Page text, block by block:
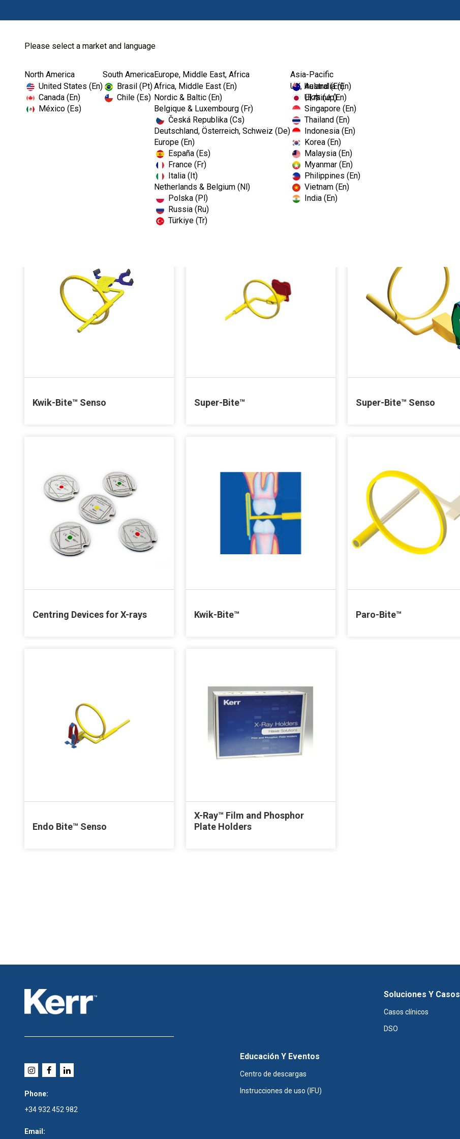
Please select a market and language
North America
United States (En)
Canada (En)
México (Es)
South America
Brasil (Pt)
Chile (Es)
Europe, Middle East, Africa
Africa, Middle East (En)
Nordic & Baltic (En)
Belgique & Luxembourg (Fr)
Česká Republika (Cs)
Deutschland, Österreich, Schweiz (De)
Europe (En)
España (Es)
France (Fr)
Italia (It)
Netherlands & Belgium (Nl)
Polska (Pl)
Russia (Ru)
Türkiye (Tr)
UK, Ireland (En)
Ukraine (En)
Asia-Pacific
Australia (En)
日本 (Jp)
Singapore (En)
Thailand (En)
Indonesia (En)
Korea (En)
Malaysia (En)
Myanmar (En)
Philippines (En)
Vietnam (En)
India (En)
Home Diagnose
Kwik-Bite™ Senso Super-Bite™ Super-Bite™ Senso
Centring Devices for X-rays Kwik-Bite™ Paro-Bite™
Endo Bite™ Senso
X-Ray™ Film and Phosphor
Plate Holders
Phone:
+34 932 452 982
Email:
Soluciones Y Casos
Casos clínicos
DSO
Educación Y Eventos
Centro de descargas
Instrucciones de uso (IFU)